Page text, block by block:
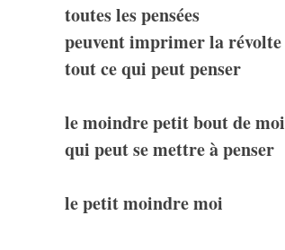
toutes les pensées
peuvent imprimer la révolte
tout ce qui peut penser
le moindre petit bout de moi
qui peut se mettre à penser
le petit moindre moi